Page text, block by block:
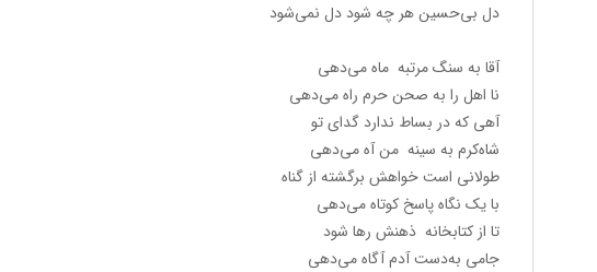
دل بی‌حسین هر چه شود دل نمی‌شود
آقا به سنگ مرتبه ‌ماه می‌دهی
نا اهل را به صحن حرم راه می‌دهی
آهی که در بساط ندارد گدای تو
شاه‌کرم به سینه من آه می‌دهی
طولانی است خواهش برگشته از گناه
با یک نگاه پاسخ کوتاه می‌دهی
تا از کتابخانه ذهنش رها شود
جامی به‌دست آدم آگاه می‌دهی